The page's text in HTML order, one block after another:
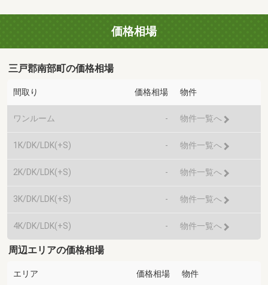
価格相場
三戸郡南部町の価格相場
間取り 価格相場 物件
ワンルーム - 物件一覧へ
1K/DK/LDK(+S) - 物件一覧へ
2K/DK/LDK(+S) - 物件一覧へ
3K/DK/LDK(+S) - 物件一覧へ
4K/DK/LDK(+S) - 物件一覧へ
周辺エリアの価格相場
エリア 価格相場 物件